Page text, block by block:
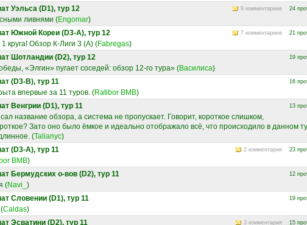
9 комментариев
24
Уэльса (D1), тур 12
ливнями (Engomar)
7 комментариев
21
Южной Кореи (D3-A), тур 12
круга! Обзор К-Лиги 3 (А) (Fabregas)
19
Шотландии (D2), тур 12
«Элгин» пугает соседей: обзор 12-го тура» (Василиса)
16
(D3-B), тур 11
впервые за 11 туров. (Ratibor BMB)
13
Венгрии (D1), тур 11
название обзора, а система не пропускает. Говорит, короткое слишком,
Зато оно было ёмкое и идеально отображало всё, что происходило в данном
(Talianyc)
2 комментария
23
(D3-A), тур 11
BMB)
12
Бермудских о-вов (D2), тур 11
(Navi_ )
19
Словении (D1), тур 11
(Caldas)
3 комментария 15
Эсватини (D2), тур 11